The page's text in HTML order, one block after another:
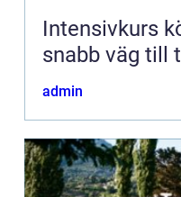
Intensivkurs
snabb väg till
admin